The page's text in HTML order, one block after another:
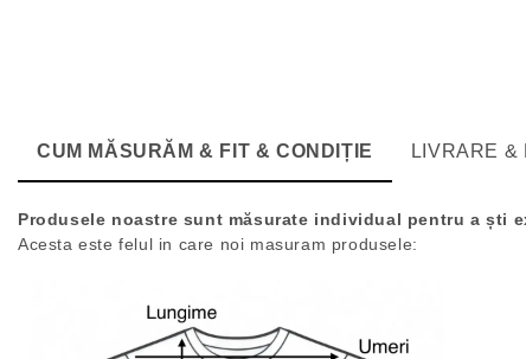
CUM MĂSURĂM & FIT & CONDIȚIE
Produsele noastre sunt măsurate individual pentru a ști
Acesta este felul in care noi masuram produsele:
LIVRARE &